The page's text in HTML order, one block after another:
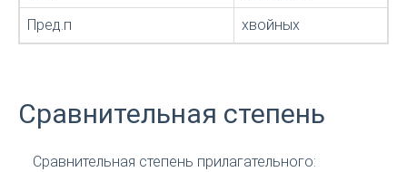
Пред.п хвойных
Сравнительная степень
Сравнительная степень прилагательного: